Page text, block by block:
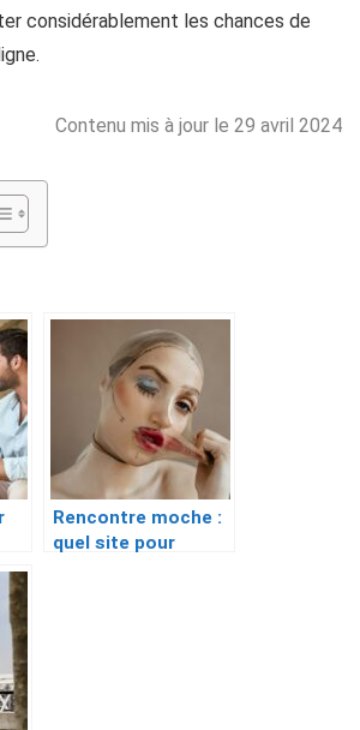
considérablement les chances de
Contenu mis à jour le 29 avril 2024
?
Rencontre moche :
quel site pour